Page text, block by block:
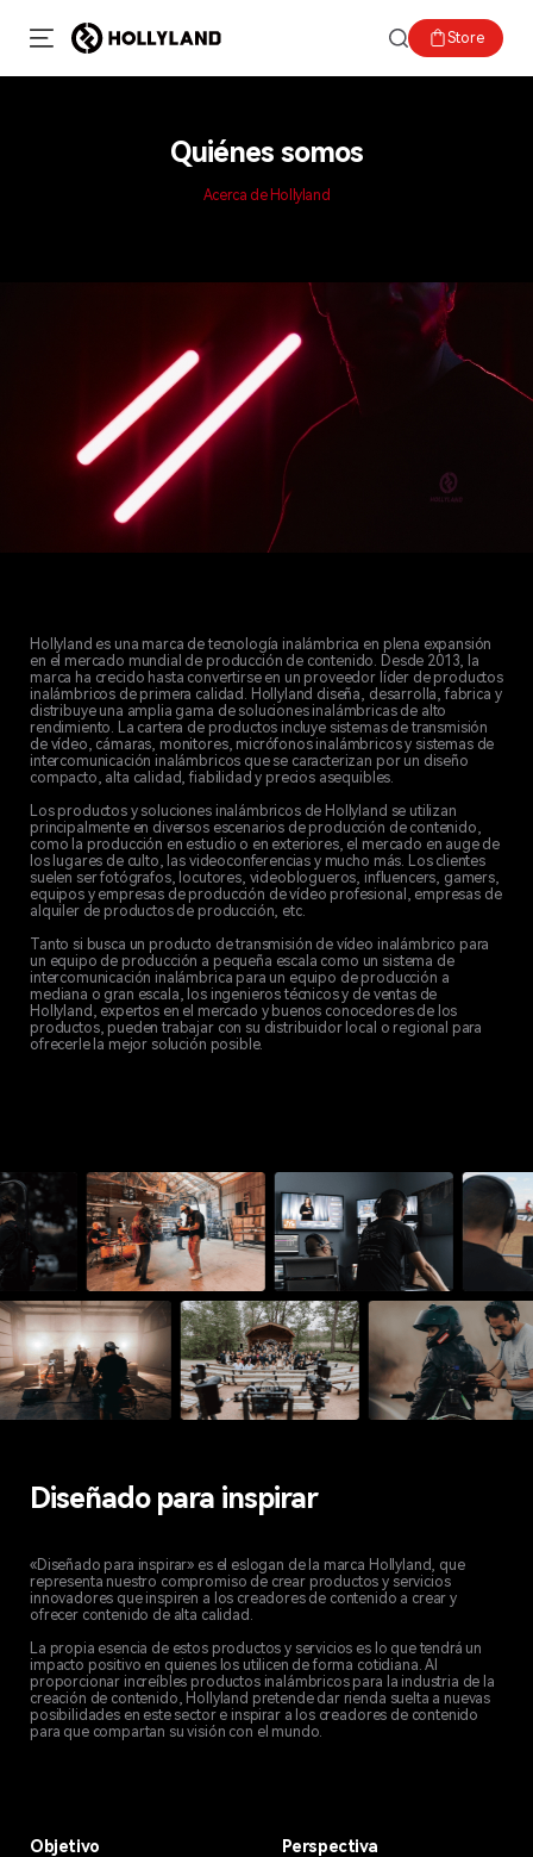
Store
Quiénes somos
Acerca de Hollyland
Hollyland es una marca de tecnología inalámbrica en plena expansión
en el mercado mundial de producción de contenido. Desde 2013, la
marca ha crecido hasta convertirse en un proveedor líder de productos
inalámbricos de primera calidad. Hollyland diseña, desarrolla, fabrica y
distribuye una amplia gama de soluciones inalámbricas de alto
rendimiento. La cartera de productos incluye sistemas de transmisión
de vídeo, cámaras, monitores, micrófonos inalámbricos y sistemas de
intercomunicación inalámbricos que se caracterizan por un diseño
compacto, alta calidad, fiabilidad y precios asequibles.
Los productos y soluciones inalámbricos de Hollyland se utilizan
principalmente en diversos escenarios de producción de contenido,
como la producción en estudio o en exteriores, el mercado en auge de
los lugares de culto, las videoconferencias y mucho más. Los clientes
suelen ser fotógrafos, locutores, videoblogueros, influencers, gamers,
equipos y empresas de producción de vídeo profesional, empresas de
alquiler de productos de producción, etc.
Tanto si busca un producto de transmisión de vídeo inalámbrico para
un equipo de producción a pequeña escala como un sistema de
intercomunicación inalámbrica para un equipo de producción a
mediana o gran escala, los ingenieros técnicos y de ventas de
Hollyland, expertos en el mercado y buenos conocedores de los
productos, pueden trabajar con su distribuidor local o regional para
ofrecerle la mejor solución posible.
Diseñado para inspirar
«Diseñado para inspirar» es el eslogan de la marca Hollyland, que
representa nuestro compromiso de crear productos y servicios
innovadores que inspiren a los creadores de contenido a crear y
ofrecer contenido de alta calidad.
La propia esencia de estos productos y servicios es lo que tendrá un
impacto positivo en quienes los utilicen de forma cotidiana. Al
proporcionar increíbles productos inalámbricos para la industria de la
creación de contenido, Hollyland pretende dar rienda suelta a nuevas
posibilidades en este sector e inspirar a los creadores de contenido
para que compartan su visión con el mundo.
Objetivo Perspectiva